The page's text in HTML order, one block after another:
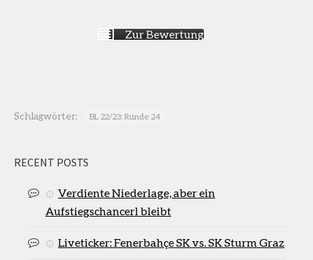
Zur Bewertung
Schlagwörter: BL 22/23: Runde 24
RECENT POSTS
Verdiente Niederlage, aber ein
Aufstiegschancerl bleibt
Liveticker: Fenerbahçe SK vs. SK Sturm Graz